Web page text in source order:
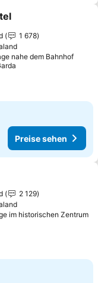
hinzufügen
1 678
nahe dem Bahnhof
Preise sehen
hinzufügen
2 129
im historischen Zentrum